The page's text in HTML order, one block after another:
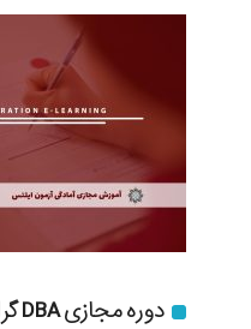
دوره مجازی DBA گرایش املاک و مستغلات